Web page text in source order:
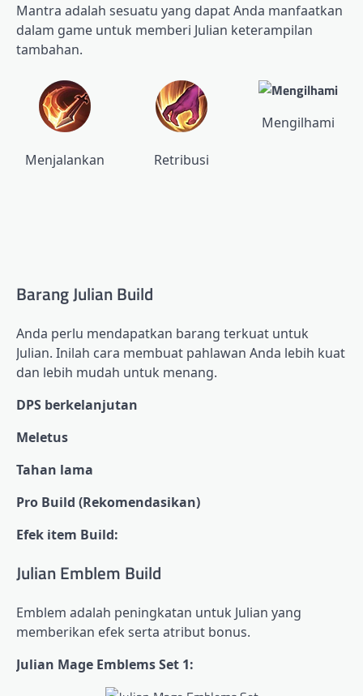
Mantra adalah sesuatu yang dapat Anda manfaatkan
dalam game untuk memberi Julian keterampilan
tambahan.
Menjalankan Retribusi
Mengilhami
Barang Julian Build
Anda perlu mendapatkan barang terkuat untuk
Julian. Inilah cara membuat pahlawan Anda lebih kuat
dan lebih mudah untuk menang.
DPS berkelanjutan
Meletus
Tahan lama
Pro Build (Rekomendasikan)
Efek item Build:
Julian Emblem Build
Emblem adalah peningkatan untuk Julian yang
memberikan efek serta atribut bonus.
Julian Mage Emblems Set 1: